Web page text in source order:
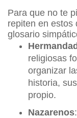
Para que no te
repiten en estos
glosario
religiosas
organizar
historia,
propio.
Nazarenos